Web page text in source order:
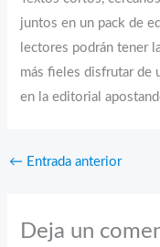
juntos en un pack de
lectores podrán tener
más fieles disfrutar de
en la editorial
← Entrada anterior
Deja un